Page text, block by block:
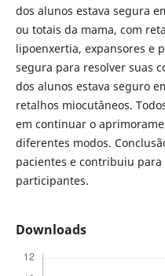
dos alunos estava segura
ou totais da mama, com
lipoenxertia, expansores e
segura para resolver suas
dos alunos estava seguro
retalhos miocutâneos.
em continuar o
diferentes modos.
pacientes e contribuiu
participantes.
Downloads